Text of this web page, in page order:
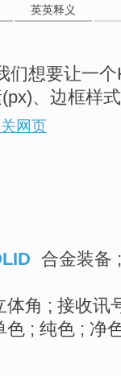
英英释义
们想要让一
、边框样
网页
合金装备
体角 ; 接收讯
色 ; 纯色 ; 净